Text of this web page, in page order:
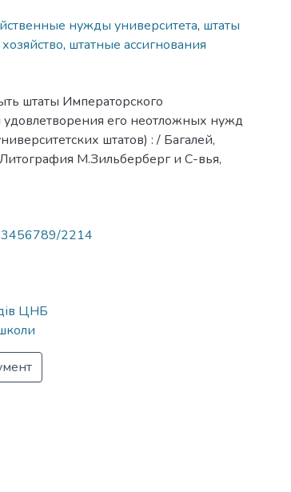
нужды университета, штаты
, штатные ассигнования
штаты Императорского
удовлетворения его неотложных нужд
штатов) : / Багалей,
М.Зильберберг и С-вья,
2214
ЦНБ
школи